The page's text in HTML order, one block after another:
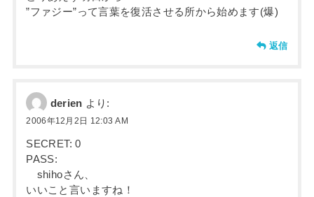
”ファジー”って言葉を復活させる所から始めます(爆)
返信
derien より:
2006年12月2日 12:03 AM
SECRET: 0
PASS:
shihoさん、
いいこと言いますね！